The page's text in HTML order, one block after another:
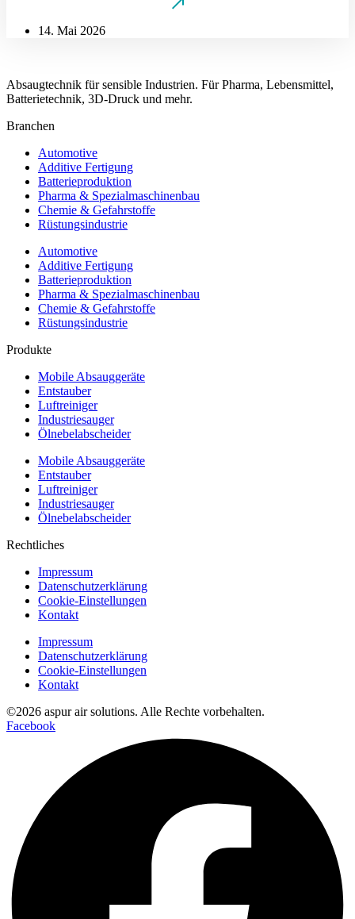
14. Mai 2026
Absaugtechnik für sensible Industrien. Für Pharma, Lebensmittel,
Batterietechnik, 3D-Druck und mehr.
Branchen
Automotive
Additive Fertigung
Batterieproduktion
Pharma & Spezialmaschinenbau
Chemie & Gefahrstoffe
Rüstungsindustrie
Automotive
Additive Fertigung
Batterieproduktion
Pharma & Spezialmaschinenbau
Chemie & Gefahrstoffe
Rüstungsindustrie
Produkte
Mobile Absauggeräte
Entstauber
Luftreiniger
Industriesauger
Ölnebelabscheider
Mobile Absauggeräte
Entstauber
Luftreiniger
Industriesauger
Ölnebelabscheider
Rechtliches
Impressum
Datenschutzerklärung
Cookie-Einstellungen
Kontakt
Impressum
Datenschutzerklärung
Cookie-Einstellungen
Kontakt
©2026 aspur air solutions. Alle Rechte vorbehalten.
Facebook